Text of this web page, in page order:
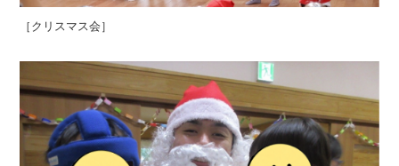
［クリスマス会］